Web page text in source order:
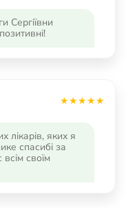
Сергіївни
лікарів, яких я
спасибі за
своїм